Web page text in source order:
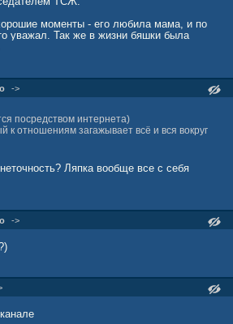
моменты - его любила мама, и по
уважал. Так же в жизни бяшки была
за деньги говорила всем, что
ещё хороший момент - бяшка с перепугу
знает Александра Лунева, роняя кал на
->
посредством интернета)
к отношениям загажывает всё и вся вокруг
Ляпка вообще все с себя
->